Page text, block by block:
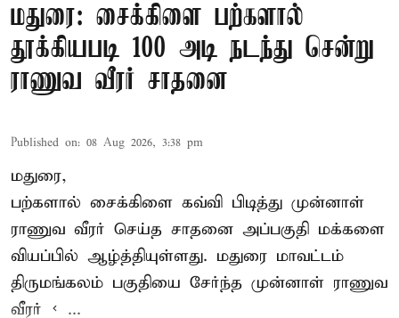
மதுரை: சைக்கிளை பற்களால்
தூக்கியபடி 100 அடி நடந்து சென்று
ராணுவ வீரர் சாதனை
Published on: 08 Aug 2026, 3:38 pm
மதுரை,
பற்களால் சைக்கிளை கவ்வி பிடித்து முன்னாள்
ராணுவ வீரர் செய்த சாதனை அப்பகுதி மக்களை
வியப்பில் ஆழ்த்தியுள்ளது. மதுரை மாவட்டம்
திருமங்கலம் பகுதியை சேர்ந்த முன்னாள் ராணுவ
வீரர் < ...